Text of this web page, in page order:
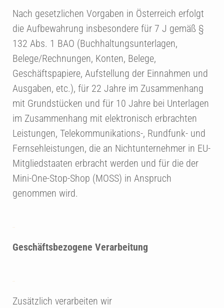
Nach gesetzlichen Vorgaben in Österreich erfolgt
die Aufbewahrung insbesondere für 7 J gemäß §
132 Abs. 1 BAO (Buchhaltungsunterlagen,
Belege/Rechnungen, Konten, Belege,
Geschäftspapiere, Aufstellung der Einnahmen und
Ausgaben, etc.), für 22 Jahre im Zusammenhang
mit Grundstücken und für 10 Jahre bei Unterlagen
im Zusammenhang mit elektronisch erbrachten
Leistungen, Telekommunikations-, Rundfunk- und
Fernsehleistungen, die an Nichtunternehmer in EU-
Mitgliedstaaten erbracht werden und für die der
Mini-One-Stop-Shop (MOSS) in Anspruch
genommen wird.
Geschäftsbezogene Verarbeitung
Zusätzlich verarbeiten wir